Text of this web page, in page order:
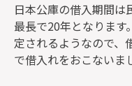
日本公庫の借入期間は
最長で20年となりま
定されるようなので、
で借入れをおこないま